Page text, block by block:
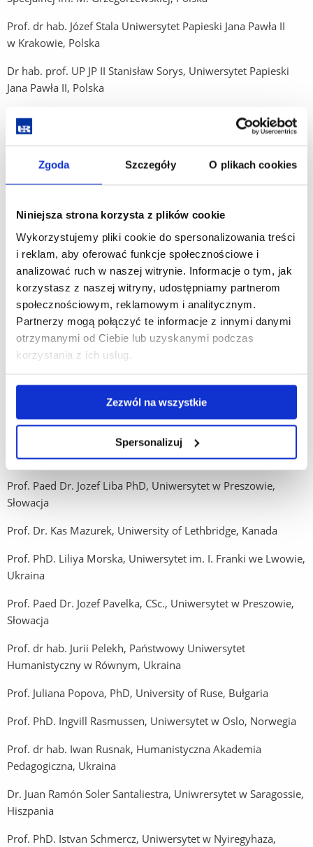
Zgoda Szczegóły O plikach cookies
Niniejsza strona korzysta z plików cookie
Wykorzystujemy pliki cookie do spersonalizowania treści
i reklam, aby oferować funkcje społecznościowe i
analizować ruch w naszej witrynie. Informacje o tym, jak
korzystasz z naszej witryny, udostępniamy partnerom
społecznościowym, reklamowym i analitycznym.
Partnerzy mogą połączyć te informacje z innymi danymi
otrzymanymi od Ciebie lub uzyskanymi podczas
korzystania z ich usług.
Zezwól na wszystkie
Spersonalizuj
Prof. dr hab. Józef Stala Uniwersytet Papieski Jana Pawła II
w Krakowie, Polska
Dr hab. prof. UP JP II Stanisław Sorys, Uniwersytet Papieski
Jana Pawła II, Polska
Dr hab. prof. UR Marta Uberman, Uniwersytet Rzeszowski,
Polska
Dr hab. prof. UR Marta Wrońska, Uniwersytet Rzeszowski,
Prof. Paed Dr. Vasil Gluchman, Uniwersytet w Preszowie,
Słowacja
Dr. Jürgen Hartwig, Uniwersytet w Bremie, Niemcy
Prof. Paed Dr. Alena Hašková, CSc., Uniwersytet Konstantyna
Filozofa w Nitrze, Słowacja
Prof. dr hab. Dmytro Hertciuk, Uniwersytet im. I. Franki we
Prof. Paed Dr. Igor Kominarec, PhD., Uniwersytet
Prof. PhD. Yuliana Lavrysh, National Technical University of
Ukraine “Igor Sikorsky Kyiv Polytechnic Institute”, Ukraina
Prof. Paed Dr. Jozef Liba PhD, Uniwersytet w Preszowie,
Słowacja
Prof. Dr. Kas Mazurek, Uniwersity of Lethbridge, Kanada
Prof. PhD. Liliya Morska, Uniwersytet im. I. Franki we Lwowie,
Ukraina
Prof. Paed Dr. Jozef Pavelka, CSc., Uniwersytet w Preszowie,
Słowacja
Prof. dr hab. Jurii Pelekh, Państwowy Uniwersytet
Humanistyczny w Równym, Ukraina
Prof. Juliana Popova, PhD, University of Ruse, Bułgaria
Prof. PhD. Ingvill Rasmussen, Uniwersytet w Oslo, Norwegia
Prof. dr hab. Iwan Rusnak, Humanistyczna Akademia
Pedagogiczna, Ukraina
Dr. Juan Ramón Soler Santaliestra, Uniwrersytet w Saragossie,
Hiszpania
Prof. PhD. Istvan Schmercz, Uniwersytet w Nyiregyhaza,